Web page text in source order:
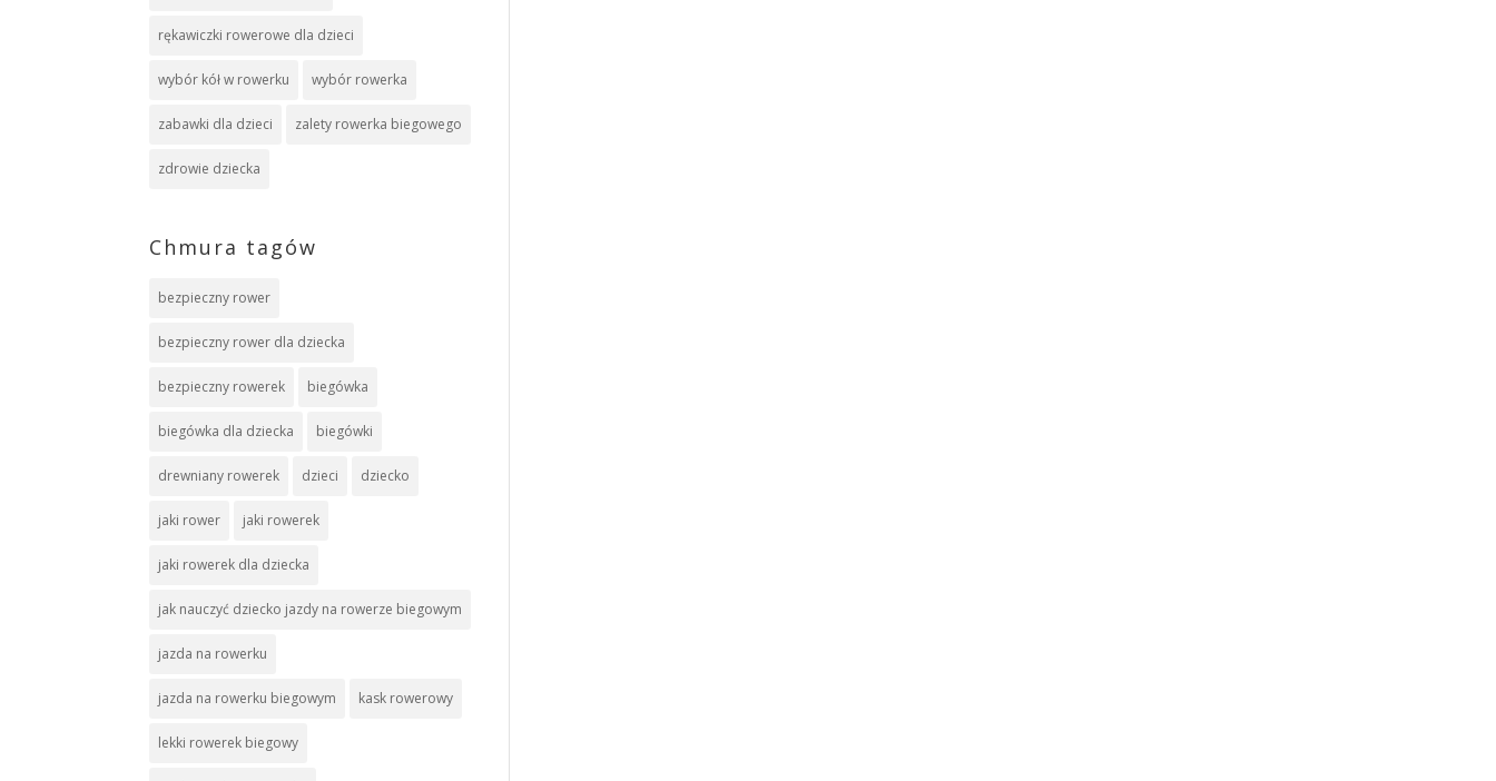
rękawiczki rowerowe dla dzieci
wybór kół w rowerku wybór rowerka
zabawki dla dzieci zalety rowerka biegowego
zdrowie dziecka
Chmura tagów
bezpieczny rower
bezpieczny rower dla dziecka
bezpieczny rowerek biegówka
biegówka dla dziecka biegówki
drewniany rowerek dzieci dziecko
jaki rower jaki rowerek
jaki rowerek dla dziecka
jak nauczyć dziecko jazdy na rowerze biegowym
jazda na rowerku
jazda na rowerku biegowym kask rowerowy
lekki rowerek biegowy